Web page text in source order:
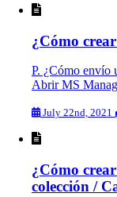
¿Cómo
P. ¿Cómo envío
Abrir MS
July 22nd, 2021
¿Cómo
colección /